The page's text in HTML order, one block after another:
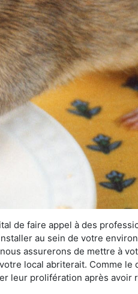
de faire appel à des
au sein de votre
assurerons de mettre à
local abriterait. Comme le
leur prolifération après avoir